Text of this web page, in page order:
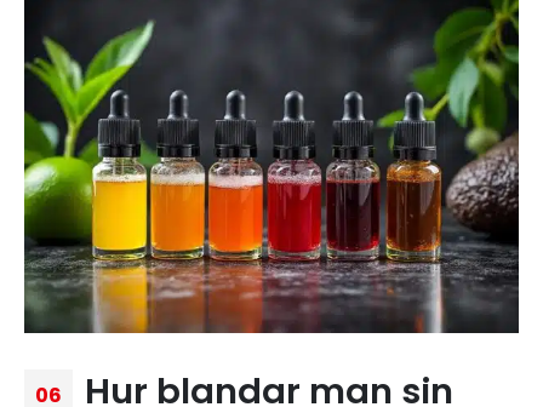
06 Hur blandar man sin